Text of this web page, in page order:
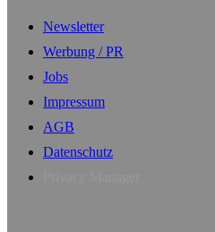
Newsletter
Werbung / PR
Jobs
Impressum
AGB
Datenschutz